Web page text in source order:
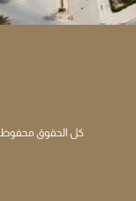
كل الحقوق محفوظة